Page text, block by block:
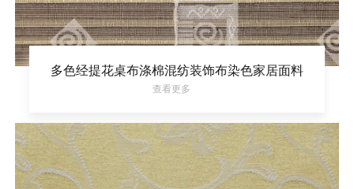
多色经提花桌布涤棉混纺装饰布染色家居面料
查看更多